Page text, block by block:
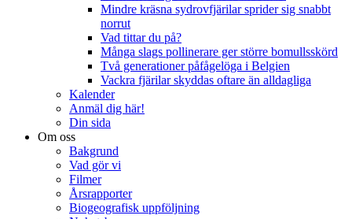
Mindre kräsna sydrovfjärilar sprider sig snabbt
norrut
Vad tittar du på?
Många slags pollinerare ger större bomullsskörd
Två generationer påfågelöga i Belgien
Vackra fjärilar skyddas oftare än alldagliga
Kalender
Anmäl dig här!
Din sida
Om oss
Bakgrund
Vad gör vi
Filmer
Årsrapporter
Biogeografisk uppföljning